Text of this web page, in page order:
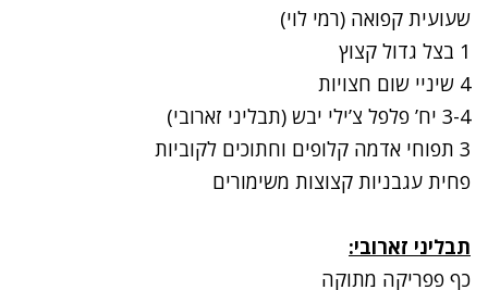
שעועית קפואה (רמי לוי)
1 בצל גדול קצוץ
4 שיניי שום חצויות
3-4 יח’ פלפל צ’ילי יבש (תבליני זארובי)
3 תפוחי אדמה קלופים וחתוכים לקוביות
פחית עגבניות קצוצות משימורים
תבליני זארובי:
כף פפריקה מתוקה